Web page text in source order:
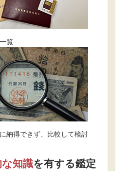
覧
納得できず、比較して検討
知識を有する鑑定